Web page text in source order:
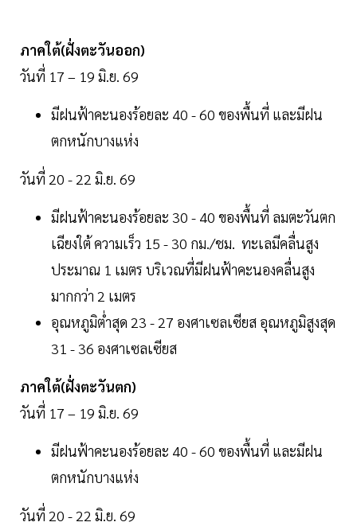
ภาคใต้(ฝั่งตะวันออก)
วันที่ 17 – 19 มิ.ย. 69
มีฝนฟ้าคะนองร้อยละ 40 - 60 ของพื้นที่ และมีฝน
ตกหนักบางแห่ง
วันที่ 20 - 22 มิ.ย. 69
มีฝนฟ้าคะนองร้อยละ 30 - 40 ของพื้นที่ ลมตะวันตก
เฉียงใต้ ความเร็ว 15 - 30 กม./ชม. ทะเลมีคลื่นสูง
ประมาณ 1 เมตร บริเวณที่มีฝนฟ้าคะนองคลื่นสูง
มากกว่า 2 เมตร
อุณหภูมิต่ำสุด 23 - 27 องศาเซลเซียส อุณหภูมิสูงสุด
31 - 36 องศาเซลเซียส
ภาคใต้(ฝั่งตะวันตก)
วันที่ 17 – 19 มิ.ย. 69
มีฝนฟ้าคะนองร้อยละ 40 - 60 ของพื้นที่ และมีฝน
ตกหนักบางแห่ง
วันที่ 20 - 22 มิ.ย. 69